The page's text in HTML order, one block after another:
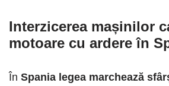
Interzicerea mașinilor
motoare cu ardere în
În Spania legea marchează